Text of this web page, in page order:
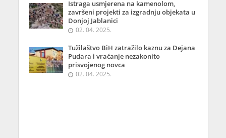
Istraga usmjerena na kamenolom,
završeni projekti za izgradnju objekata u
Donjoj Jablanici
02. 04. 2025.
Tužilaštvo BiH zatražilo kaznu za Dejana
Pudara i vraćanje nezakonito
prisvojenog novca
02. 04. 2025.